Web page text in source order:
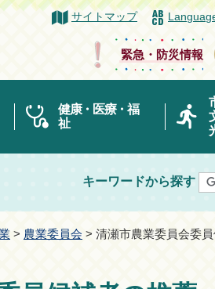
サイトマップ
緊急・防災情報
健康・医療・福
祉
キーワードから探す
> 農業委員会 > 清瀬市農業委員会委